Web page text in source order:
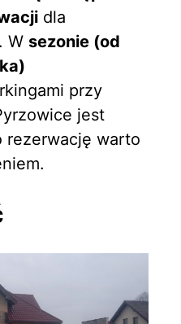
dla
W sezonie (od
przy
jest
rezerwację warto